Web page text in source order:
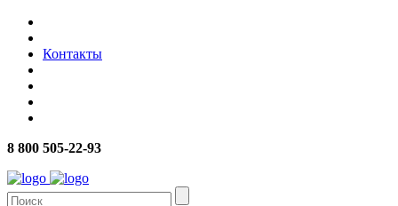
Контакты
8 800 505-22-93